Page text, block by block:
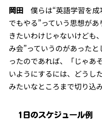
岡田僕らは“英語学習を成
でもやる”っていう思想が
きたいわけじゃないけども
み会”っていうのがあった
ったのであれば、「じゃあ
いようにするには、どうし
みたいなところまで切り込み